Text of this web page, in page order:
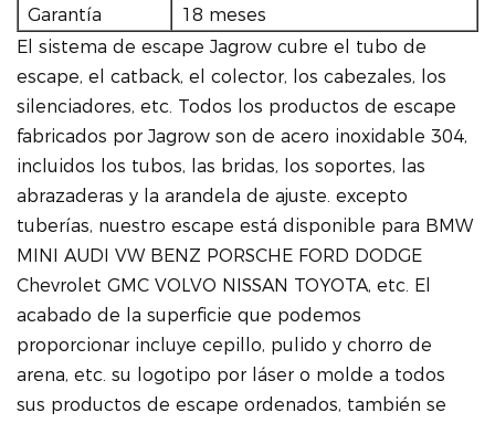
Garantía
18 meses
El sistema de escape Jagrow cubre el tubo de
escape, el catback, el colector, los cabezales, los
silenciadores, etc. Todos los productos de escape
fabricados por Jagrow son de acero inoxidable 304,
incluidos los tubos, las bridas, los soportes, las
abrazaderas y la arandela de ajuste. excepto
tuberías, nuestro escape está disponible para BMW
MINI AUDI VW BENZ PORSCHE FORD DODGE
Chevrolet GMC VOLVO NISSAN TOYOTA, etc. El
acabado de la superficie que podemos
proporcionar incluye cepillo, pulido y chorro de
arena, etc. su logotipo por láser o molde a todos
sus productos de escape ordenados, también se